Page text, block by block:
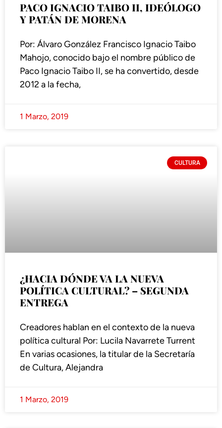
PACO IGNACIO TAIBO II, IDEÓLOGO
Y PATÁN DE MORENA
Por: Álvaro González Francisco Ignacio Taibo
Mahojo, conocido bajo el nombre público de
Paco Ignacio Taibo II, se ha convertido, desde
2012 a la fecha,
1 Marzo, 2019
CULTURA
¿HACIA DÓNDE VA LA NUEVA
POLÍTICA CULTURAL? – SEGUNDA
ENTREGA
Creadores hablan en el contexto de la nueva
política cultural Por: Lucila Navarrete Turrent
En varias ocasiones, la titular de la Secretaría
de Cultura, Alejandra
1 Marzo, 2019